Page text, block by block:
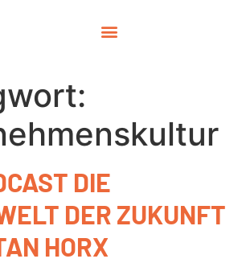
DIE
DER ZUKUNFT
HORX